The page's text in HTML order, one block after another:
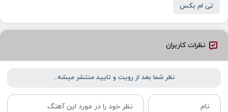
تی ام بکس
نظرات کاربران
نظر شما بعد از رویت و تایید منتشر میشه...